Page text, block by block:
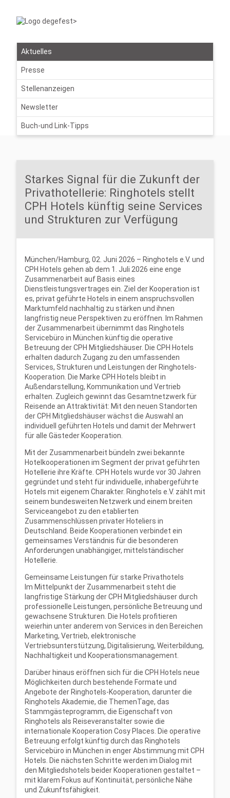
Aktuelles
Presse
Stellenanzeigen
Newsletter
Buch-und Link-Tipps
Starkes Signal für die Zukunft der
Privathotellerie: Ringhotels stellt
CPH Hotels künftig seine Services
und Strukturen zur Verfügung
München/Hamburg, 02. Juni 2026 – Ringhotels e.V. und
CPH Hotels gehen ab dem 1. Juli 2026 eine enge
Zusammenarbeit auf Basis eines
Dienstleistungsvertrages ein. Ziel der Kooperation ist
es, privat geführte Hotels in einem anspruchsvollen
Marktumfeld nachhaltig zu stärken und ihnen
langfristig neue Perspektiven zu eröffnen. Im Rahmen
der Zusammenarbeit übernimmt das Ringhotels
Servicebüro in München künftig die operative
Betreuung der CPH Mitgliedshäuser. Die CPH Hotels
erhalten dadurch Zugang zu den umfassenden
Services, Strukturen und Leistungen der Ringhotels-
Kooperation. Die Marke CPH Hotels bleibt in
Außendarstellung, Kommunikation und Vertrieb
erhalten. Zugleich gewinnt das Gesamtnetzwerk für
Reisende an Attraktivität: Mit den neuen Standorten
der CPH Mitgliedshäuser wächst die Auswahl an
individuell geführten Hotels und damit der Mehrwert
für alle Gästeder Kooperation.
Mit der Zusammenarbeit bündeln zwei bekannte
Hotelkooperationen im Segment der privat geführten
Hotellerie ihre Kräfte. CPH Hotels wurde vor 30 Jahren
gegründet und steht für individuelle, inhabergeführte
Hotels mit eigenem Charakter. Ringhotels e.V. zählt mit
seinem bundesweiten Netzwerk und einem breiten
Serviceangebot zu den etablierten
Zusammenschlüssen privater Hoteliers in
Deutschland. Beide Kooperationen verbindet ein
gemeinsames Verständnis für die besonderen
Anforderungen unabhängiger, mittelständischer
Hotellerie.
Gemeinsame Leistungen für starke Privathotels
Im Mittelpunkt der Zusammenarbeit steht die
langfristige Stärkung der CPH Mitgliedshäuser durch
professionelle Leistungen, persönliche Betreuung und
gewachsene Strukturen. Die Hotels profitieren
weierhin unter anderem von Services in den Bereichen
Marketing, Vertrieb, elektronische
Vertriebsunterstützung, Digitalisierung, Weiterbildung,
Nachhaltigkeit und Kooperationsmanagement.
Darüber hinaus eröffnen sich für die CPH Hotels neue
Möglichkeiten durch bestehende Formate und
Angebote der Ringhotels-Kooperation, darunter die
Ringhotels Akademie, die ThemenTage, das
Stammgästeprogramm, die Eigenschaft von
Ringhotels als Reiseveranstalter sowie die
internationale Kooperation Cosy Places. Die operative
Betreuung erfolgt künftig durch das Ringhotels
Servicebüro in München in enger Abstimmung mit CPH
Hotels. Die nächsten Schritte werden im Dialog mit
den Mitgliedshotels beider Kooperationen gestaltet –
mit klarem Fokus auf Kontinuität, persönliche Nähe
und Zukunftsfähigkeit.